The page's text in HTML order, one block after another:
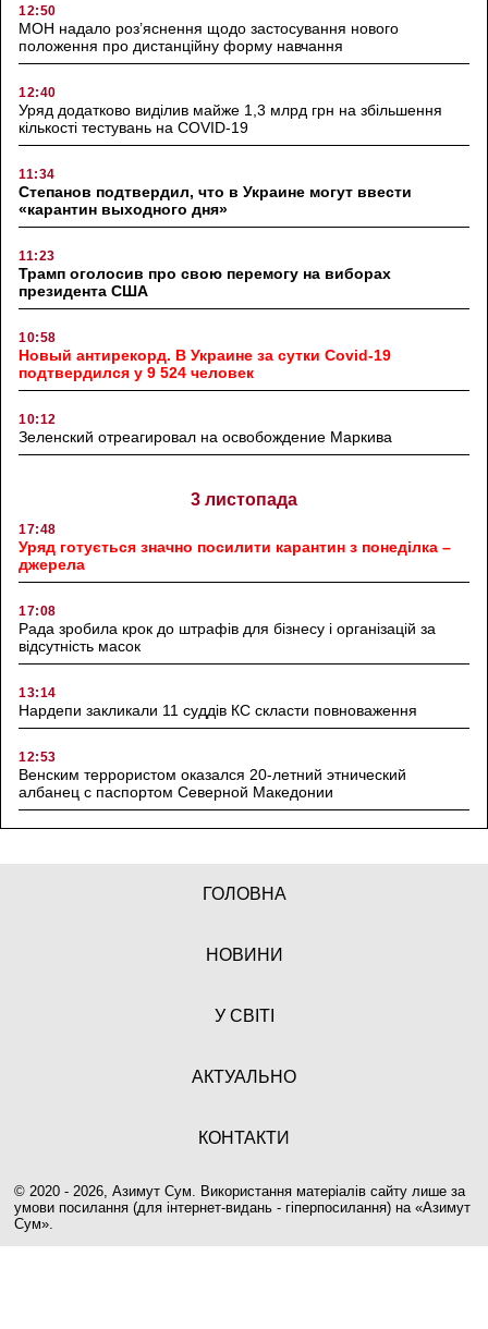
12:50
МОН надало роз’яснення щодо застосування нового
положення про дистанційну форму навчання
12:40
Уряд додатково виділив майже 1,3 млрд грн на збільшення
кількості тестувань на COVID-19
11:34
Степанов подтвердил, что в Украине могут ввести
«карантин выходного дня»
11:23
Трамп оголосив про свою перемогу на виборах
президента США
10:58
Новый антирекорд. В Украине за сутки Covid-19
подтвердился у 9 524 человек
10:12
Зеленский отреагировал на освобождение Маркива
3 листопада
17:48
Уряд готується значно посилити карантин з понеділка –
джерела
17:08
Рада зробила крок до штрафів для бізнесу і організацій за
відсутність масок
13:14
Нардепи закликали 11 суддів КС скласти повноваження
12:53
Венским террористом оказался 20-летний этнический
албанец с паспортом Северной Македонии
ГОЛОВНА
НОВИНИ
У СВІТІ
АКТУАЛЬНО
КОНТАКТИ
© 2020 - 2026, Азимут Сум. Використання матеріалів сайту лише за
умови посилання (для інтернет-видань - гіперпосилання) на «Азимут
Сум».